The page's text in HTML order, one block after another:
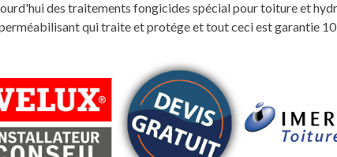
des traitements fongicides spécial pour toiture et
qui traite et protége et tout ceci est garantie 10